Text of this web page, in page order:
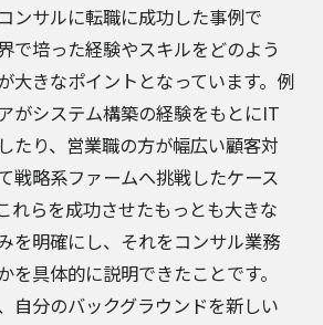
ンサルに転職に成功した事例で
で培った経験やスキルをどのよう
大きなポイントとなっています。例
がシステム構築の経験をもとにIT
たり、営業職の方が幅広い顧客対
戦略系ファームへ挑戦したケース
れらを成功させたもっとも大きな
を明確にし、それをコンサル業務
を具体的に説明できたことです。
自分のバックグラウンドを新しい